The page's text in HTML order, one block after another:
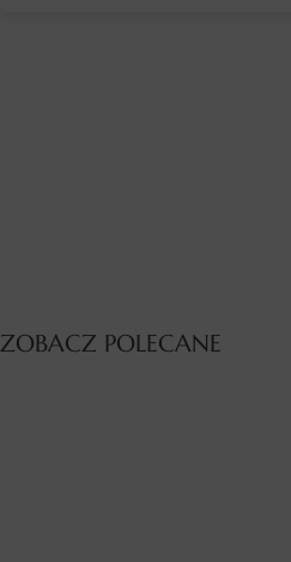
ZOBACZ POLECANE